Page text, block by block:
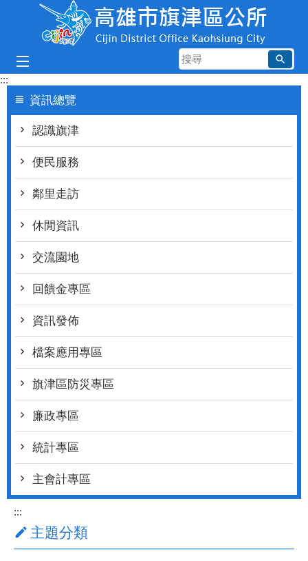
跳到主要內容區塊
搜
尋
:::
資訊總覽
認識旗津
便民服務
鄰里走訪
休閒資訊
交流園地
回饋金專區
資訊發佈
檔案應用專區
旗津區防災專區
廉政專區
統計專區
主會計專區
:::
主題分類